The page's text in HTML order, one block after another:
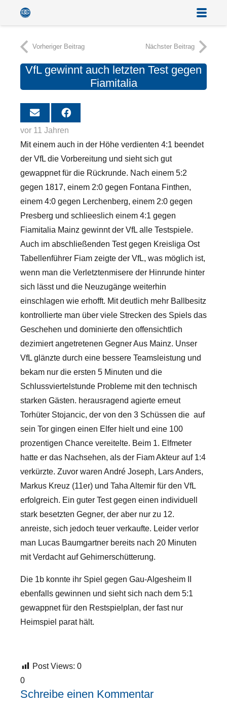
Vorheriger Beitrag Nächster Beitrag
VfL gewinnt auch letzten Test gegen
Fiamitalia
vor 11 Jahren
Mit einem auch in der Höhe verdienten 4:1 beendet
der VfL die Vorbereitung und sieht sich gut
gewappnet für die Rückrunde. Nach einem 5:2
gegen 1817, einem 2:0 gegen Fontana Finthen,
einem 4:0 gegen Lerchenberg, einem 2:0 gegen
Presberg und schlieeslich einem 4:1 gegen
Fiamitalia Mainz gewinnt der VfL alle Testspiele.
Auch im abschließenden Test gegen Kreisliga Ost
Tabellenführer Fiam zeigte der VfL, was möglich ist,
wenn man die Verletztenmisere der Hinrunde hinter
sich lässt und die Neuzugänge weiterhin
einschlagen wie erhofft. Mit deutlich mehr Ballbesitz
kontrollierte man über viele Strecken des Spiels das
Geschehen und dominierte den offensichtlich
dezimiert angetretenen Gegner Aus Mainz. Unser
VfL glänzte durch eine bessere Teamsleistung und
bekam nur die ersten 5 Minuten und die
Schlussviertelstunde Probleme mit den technisch
starken Gästen. herausragend agierte erneut
Torhüter Stojancic, der von den 3 Schüssen die auf
sein Tor gingen einen Elfer hielt und eine 100
prozentigen Chance vereitelte. Beim 1. Elfmeter
hatte er das Nachsehen, als der Fiam Akteur auf 1:4
verkürzte. Zuvor waren André Joseph, Lars Anders,
Markus Kreuz (11er) und Taha Altemir für den VfL
erfolgreich. Ein guter Test gegen einen individuell
stark besetzten Gegner, der aber nur zu 12.
anreiste, sich jedoch teuer verkaufte. Leider verlor
man Lucas Baumgartner bereits nach 20 Minuten
mit Verdacht auf Gehirnerschütterung.
Die 1b konnte ihr Spiel gegen Gau-Algesheim II
ebenfalls gewinnen und sieht sich nach dem 5:1
gewappnet für den Restspielplan, der fast nur
Heimspiel parat hält.
Post Views: 0
0
Schreibe einen Kommentar